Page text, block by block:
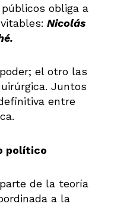
obliga a
Nicolás
el otro las
Juntos
entre
político
de la teoría
a la